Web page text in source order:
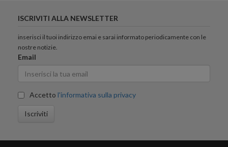
ISCRIVITI ALLA NEWSLETTER
inserisci il tuoi indirizzo emai e sarai informato periodicamente con le
nostre notizie.
Email
Accetto l'informativa sulla privacy
Iscriviti